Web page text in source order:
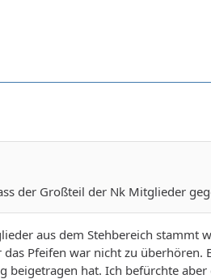
der Großteil der Nk Mitglieder
aus dem Stehbereich stammt
Pfeifen war nicht zu
hat. Ich befürchte